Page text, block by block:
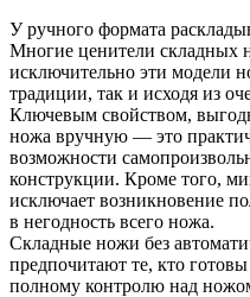
У ручного формата
Многие ценители складных
исключительно эти модели
традиции, так и исходя из
Ключевым свойством,
ножа вручную — это
возможности
конструкции. Кроме того,
исключает возникновение
в негодность всего ножа.
Складные ножи без
предпочитают те, кто
полному контролю над